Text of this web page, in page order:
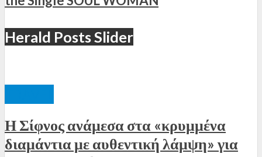
Herald Posts Slider
Η Σίφνος ανάμεσα στα «κρυμμένα
διαμάντια με αυθεντική λάμψη» για